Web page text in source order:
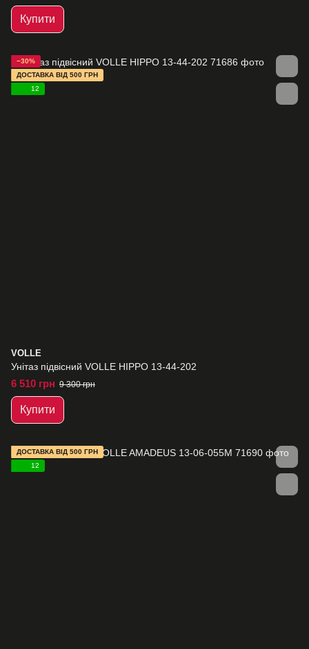
Купити
−30%
ДОСТАВКА ВІД 500 ГРН
12
VOLLE
Унітаз підвісний VOLLE HIPPO 13-44-202
6 510 грн 9 300 грн
Купити
ДОСТАВКА ВІД 500 ГРН
12